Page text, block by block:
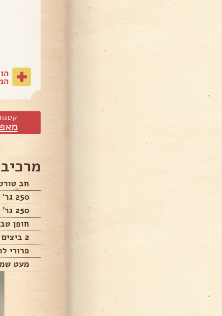
חב
250 גר' גבינה בולגרית מגוררת
250 גר' מוצרלה או צהובה מגוררת
חופן
2 ביצים
פרורי
מעט